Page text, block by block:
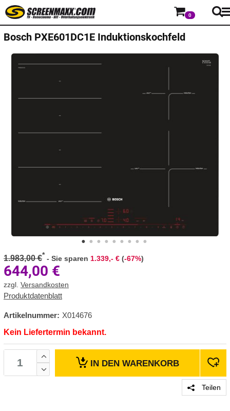
0
Bosch PXE601DC1E Induktionskochfeld
1.983,00 €* - Sie sparen 1.339,- € (-67%)
644,00 €
zzgl. Versandkosten
Produktdatenblatt
Artikelnummer: X014676
Kein Liefertermin bekannt.
IN DEN WARENKORB
Teilen